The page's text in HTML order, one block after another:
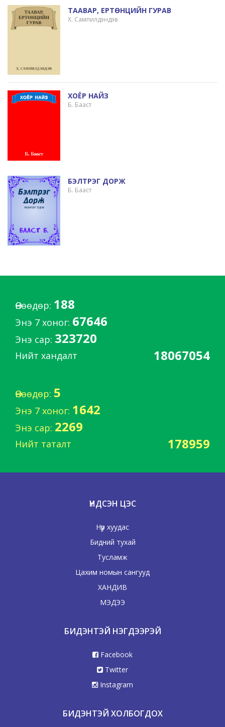
ТААВАР, ЕРТӨНЦИЙН ГУРАВ
Х. Сампилдэндэв
ХОЁР НАЙЗ
Б. Бааст
БЭЛТРЭГ ДОРЖ
Б. Бааст
Өнөөдөр: 188
Энэ 7 хоног: 67646
Энэ сар: 323720
Нийт хандалт 18067054
Өнөөдөр: 5
Энэ 7 хоног: 1642
Энэ сар: 2269
Нийт таталт 178959
ҮНДСЭН ЦЭС
Нүүр хуудас
Бидний тухай
Тусламж
Цахим номын сангууд
ХАНДИВ
МЭДЭЭ
БИДЭНТЭЙ НЭГДЭЭРЭЙ
Facebook
Twitter
Instagram
БИДЭНТЭЙ ХОЛБОГДОХ